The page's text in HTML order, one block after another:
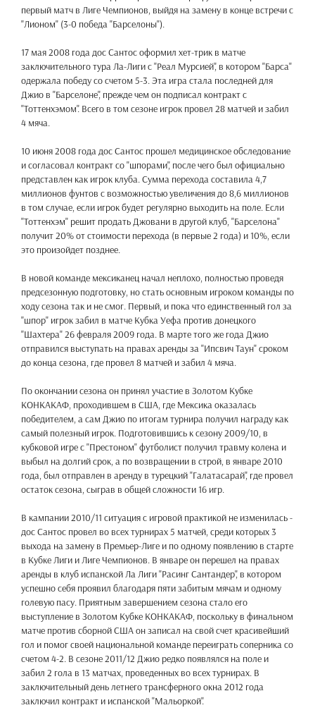
первый матч в Лиге Чемпионов, выйдя на замену в конце встречи с
"Лионом" (3-0 победа "Барселоны").
17 мая 2008 года дос Сантос оформил хет-трик в матче
заключительного тура Ла-Лиги с "Реал Мурсией", в котором "Барса"
одержала победу со счетом 5-3. Эта игра стала последней для
Джио в "Барселоне", прежде чем он подписал контракт с
"Тоттенхэмом". Всего в том сезоне игрок провел 28 матчей и забил
4 мяча.
10 июня 2008 года дос Сантос прошел медицинское обследование
и согласовал контракт со "шпорами", после чего был официально
представлен как игрок клуба. Сумма перехода составила 4,7
миллионов фунтов с возможностью увеличения до 8,6 миллионов
в том случае, если игрок будет регулярно выходить на поле. Если
"Тоттенхэм" решит продать Джовани в другой клуб, "Барселона"
получит 20% от стоимости перехода (в первые 2 года) и 10%, если
это произойдет позднее.
В новой команде мексиканец начал неплохо, полностью проведя
предсезонную подготовку, но стать основным игроком команды по
ходу сезона так и не смог. Первый, и пока что единственный гол за
"шпор" игрок забил в матче Кубка Уефа против донецкого
"Шахтера" 26 февраля 2009 года. В марте того же года Джио
отправился выступать на правах аренды за "Ипсвич Таун" сроком
до конца сезона, где провел 8 матчей и забил 4 мяча.
По окончании сезона он принял участие в Золотом Кубке
КОНКАКАФ, проходившем в США, где Мексика оказалась
победителем, а сам Джио по итогам турнира получил награду как
самый полезный игрок. Подготовившись к сезону 2009/10, в
кубковой игре с "Престоном" футболист получил травму колена и
выбыл на долгий срок, а по возвращении в строй, в январе 2010
года, был отправлен в аренду в турецкий "Галатасарай", где провел
остаток сезона, сыграв в общей сложности 16 игр.
В кампании 2010/11 ситуация с игровой практикой не изменилась -
дос Сантос провел во всех турнирах 5 матчей, среди которых 3
выхода на замену в Премьер-Лиге и по одному появлению в старте
в Кубке Лиги и Лиге Чемпионов. В январе он перешел на правах
аренды в клуб испанской Ла Лиги "Расинг Сантандер", в котором
успешно себя проявил благодаря пяти забитым мячам и одному
голевую пасу. Приятным завершением сезона стало его
выступление в Золотом Кубке КОНКАКАФ, поскольку в финальном
матче против сборной США он записал на свой счет красивейший
гол и помог своей национальной команде переиграть соперника со
счетом 4-2. В сезоне 2011/12 Джио редко появлялся на поле и
забил 2 гола в 13 матчах, проведенных во всех турнирах. В
заключительный день летнего трансферного окна 2012 года
заключил контракт и испанской "Мальоркой".